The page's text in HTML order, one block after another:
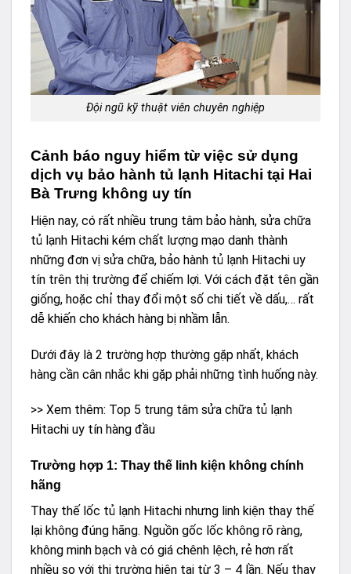
Đội ngũ kỹ thuật viên chuyên nghiệp
Cảnh báo nguy hiểm từ việc sử dụng
dịch vụ bảo hành tủ lạnh Hitachi tại Hai
Bà Trưng không uy tín
Hiện nay, có rất nhiều trung tâm bảo hành, sửa chữa
tủ lạnh Hitachi kém chất lượng mạo danh thành
những đơn vị sửa chữa, bảo hành tủ lạnh Hitachi uy
tín trên thị trường để chiếm lợi. Với cách đặt tên gần
giống, hoặc chỉ thay đổi một số chi tiết về dấu,… rất
dễ khiến cho khách hàng bị nhầm lẫn.
Dưới đây là 2 trường hợp thường gặp nhất, khách
hàng cần cân nhắc khi gặp phải những tình huống này.
>> Xem thêm: Top 5 trung tâm sửa chữa tủ lạnh
Hitachi uy tín hàng đầu
Trường hợp 1: Thay thế linh kiện không chính
hãng
Thay thế lốc tủ lạnh Hitachi nhưng linh kiện thay thế
lại không đúng hãng. Nguồn gốc lốc không rõ ràng,
không minh bạch và có giá chênh lệch, rẻ hơn rất
nhiều so với thị trường hiện tại từ 3 – 4 lần. Nếu thay